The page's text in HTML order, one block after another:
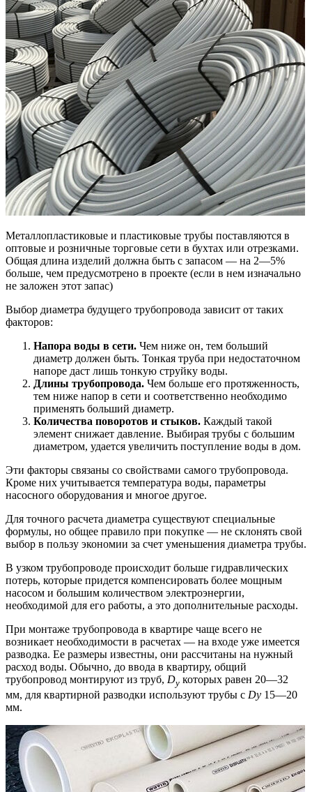
Металлопластиковые и пластиковые трубы поставляются в
оптовые и розничные торговые сети в бухтах или отрезками.
Общая длина изделий должна быть с запасом — на 2—5%
больше, чем предусмотрено в проекте (если в нем изначально
не заложен этот запас)
Выбор диаметра будущего трубопровода зависит от таких
факторов:
Напора воды в сети. Чем ниже он, тем больший
диаметр должен быть. Тонкая труба при недостаточном
напоре даст лишь тонкую струйку воды.
Длины трубопровода. Чем больше его протяженность,
тем ниже напор в сети и соответственно необходимо
применять больший диаметр.
Количества поворотов и стыков. Каждый такой
элемент снижает давление. Выбирая трубы с большим
диаметром, удается увеличить поступление воды в дом.
Эти факторы связаны со свойствами самого трубопровода.
Кроме них учитывается температура воды, параметры
насосного оборудования и многое другое.
Для точного расчета диаметра существуют специальные
формулы, но общее правило при покупке — не склонять свой
выбор в пользу экономии за счет уменьшения диаметра трубы.
В узком трубопроводе происходит больше гидравлических
потерь, которые придется компенсировать более мощным
насосом и большим количеством электроэнергии,
необходимой для его работы, а это дополнительные расходы.
При монтаже трубопровода в квартире чаще всего не
возникает необходимости в расчетах — на входе уже имеется
разводка. Ее размеры известны, они рассчитаны на нужный
расход воды. Обычно, до ввода в квартиру, общий
трубопровод монтируют из труб, Dy которых равен 20—32
мм, для квартирной разводки используют трубы с Dy 15—20
мм.